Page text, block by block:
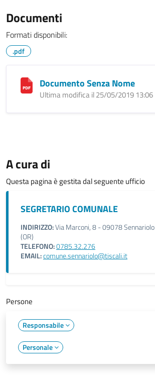
Documenti
Formati disponibili:
.pdf
Documento Senza Nome
Ultima modifica il 25/05/2019 13:06
A cura di
Questa pagina è gestita dal seguente ufficio
SEGRETARIO COMUNALE
INDIRIZZO:Via Marconi, 8 - 09078 Sennariolo
(OR)
TELEFONO:0785.32.276
EMAIL:comune.sennariolo@tiscali.it
Persone
Responsabile
Personale